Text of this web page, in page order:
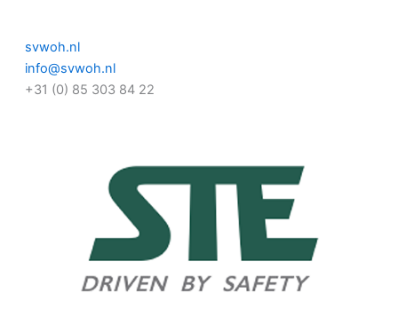
svwoh.nl
info@svwoh.nl
+31 (0) 85 303 84 22